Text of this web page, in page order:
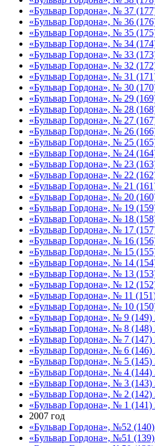
«Бульвар Гордона», № 37
«Бульвар Гордона», № 36
«Бульвар Гордона», № 35
«Бульвар Гордона», № 34
«Бульвар Гордона», № 33
«Бульвар Гордона», № 32
«Бульвар Гордона», № 31
«Бульвар Гордона», № 30
«Бульвар Гордона», № 29
«Бульвар Гордона», № 28
«Бульвар Гордона», № 27
«Бульвар Гордона», № 26
«Бульвар Гордона», № 25
«Бульвар Гордона», № 24
«Бульвар Гордона», № 23
«Бульвар Гордона», № 22
«Бульвар Гордона», № 21
«Бульвар Гордона», № 20
«Бульвар Гордона», № 19
«Бульвар Гордона», № 18
«Бульвар Гордона», № 17
«Бульвар Гордона», № 16
«Бульвар Гордона», № 15
«Бульвар Гордона», № 14
«Бульвар Гордона», № 13
«Бульвар Гордона», № 12
«Бульвар Гордона», № 11
«Бульвар Гордона», № 10
«Бульвар Гордона», № 9 (149)
«Бульвар Гордона», № 8 (148)
«Бульвар Гордона», № 7 (147)
«Бульвар Гордона», № 6 (146)
«Бульвар Гордона», № 5 (145)
«Бульвар Гордона», № 4 (144)
«Бульвар Гордона», № 3 (143)
«Бульвар Гордона», № 2 (142)
«Бульвар Гордона», № 1 (141)
2007 год
«Бульвар Гордона», №52
«Бульвар Гордона», №51